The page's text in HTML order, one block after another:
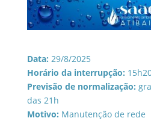
Data: 29/8/2025
Horário da interrupção:
Previsão de normalização:
das 21h
Motivo: Manutenção de rede